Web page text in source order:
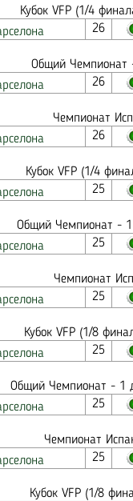
Кубок VFP (1/4
26
Общий Чемпионат
26
Чемпионат
26
Кубок VFP (1/4
25
Общий Чемпионат -
25
Чемпионат
25
Кубок VFP (1/8
25
Общий Чемпионат - 1
25
Чемпионат
25
Кубок VFP (1/8